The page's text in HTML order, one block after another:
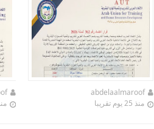
abdelaalmaroof
منذ 25 يوم تقريبا
منذ 2